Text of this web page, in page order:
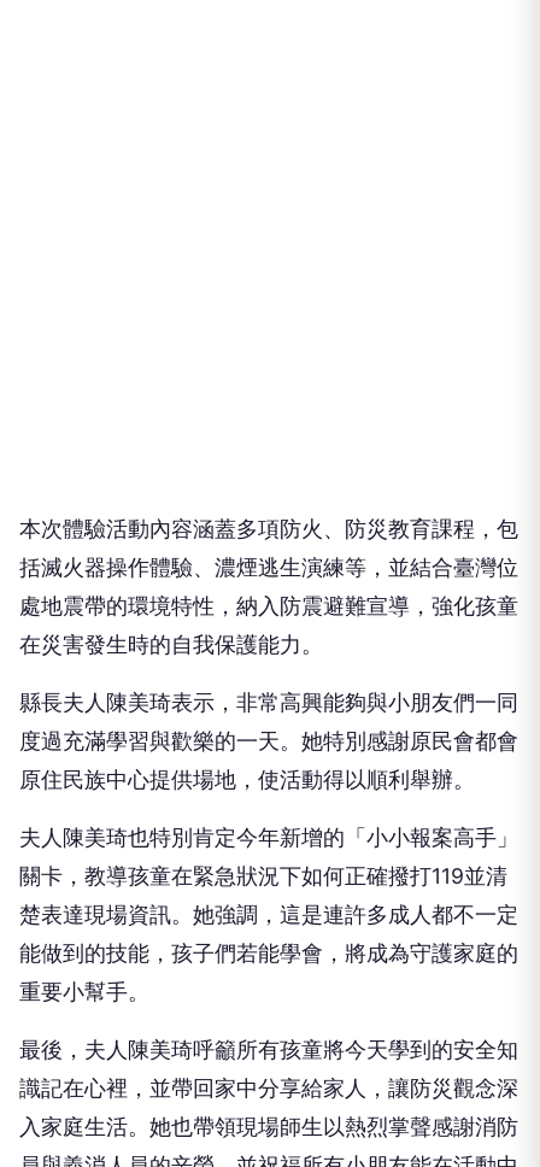
本次體驗活動內容涵蓋多項防火、防災教育課程，包
括滅火器操作體驗、濃煙逃生演練等，並結合臺灣位
處地震帶的環境特性，納入防震避難宣導，強化孩童
在災害發生時的自我保護能力。
縣長夫人陳美琦表示，非常高興能夠與小朋友們一同
度過充滿學習與歡樂的一天。她特別感謝原民會都會
原住民族中心提供場地，使活動得以順利舉辦。
夫人陳美琦也特別肯定今年新增的「小小報案高手」
關卡，教導孩童在緊急狀況下如何正確撥打119並清
楚表達現場資訊。她強調，這是連許多成人都不一定
能做到的技能，孩子們若能學會，將成為守護家庭的
重要小幫手。
最後，夫人陳美琦呼籲所有孩童將今天學到的安全知
識記在心裡，並帶回家中分享給家人，讓防災觀念深
入家庭生活。她也帶領現場師生以熱烈掌聲感謝消防